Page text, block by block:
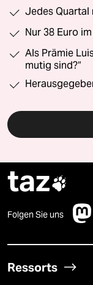
Jedes Quartal
Nur 38 Euro
Als Prämie
mutig sind?“
taz
Folgen Sie uns
Ressorts